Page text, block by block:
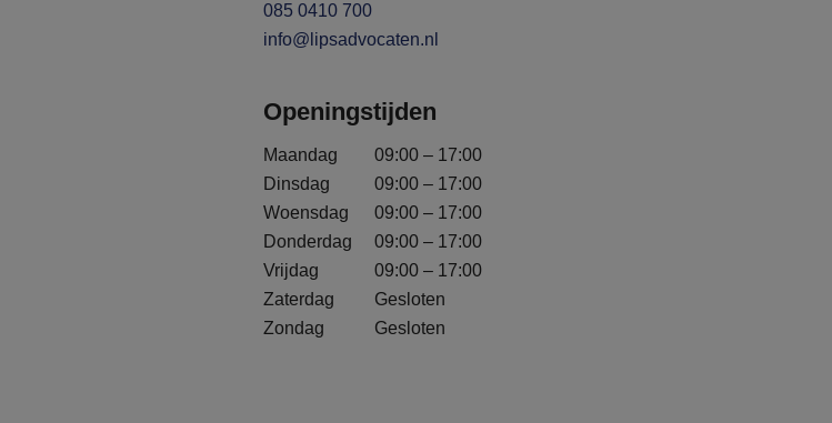
085 0410 700
info@lipsadvocaten.nl
Openingstijden
Maandag
09:00 – 17:00
Dinsdag
09:00 – 17:00
Woensdag
09:00 – 17:00
Donderdag
09:00 – 17:00
Vrijdag
09:00 – 17:00
Zaterdag
Gesloten
Zondag
Gesloten